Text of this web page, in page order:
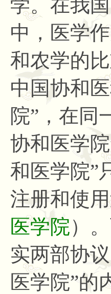
学。在我
中，医学
和农学的
中国协和
院”，在同
协和医学
和医学院”
注册和使
医学院）
实两部协
医学院”的